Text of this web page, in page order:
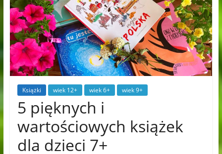
Książki wiek 12+ wiek 6+ wiek 9+
5 pięknych i
wartościowych książek
dla dzieci 7+